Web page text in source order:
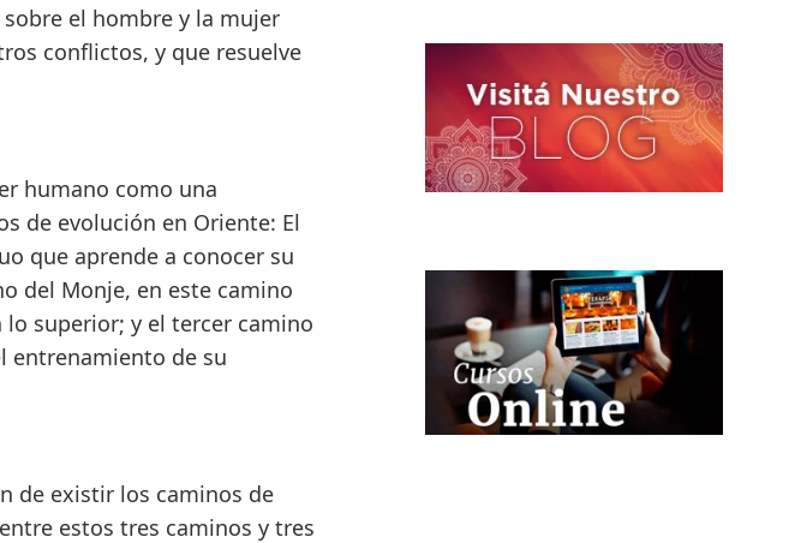
el hombre y la mujer
conflictos, y que resuelve
humano como una
de evolución en Oriente: El
que aprende a conocer su
del Monje, en este camino
superior; y el tercer camino
entrenamiento de su
de existir los caminos de
estos tres caminos y tres